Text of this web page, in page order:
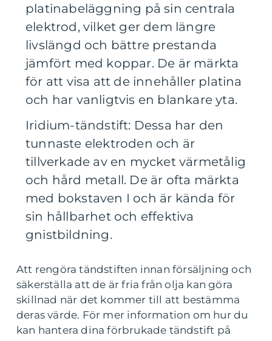
platinabeläggning på sin centrala
elektrod, vilket ger dem längre
livslängd och bättre prestanda
jämfört med koppar. De är märkta
för att visa att de innehåller platina
och har vanligtvis en blankare yta.
Iridium-tändstift: Dessa har den
tunnaste elektroden och är
tillverkade av en mycket värmetålig
och hård metall. De är ofta märkta
med bokstaven I och är kända för
sin hållbarhet och effektiva
gnistbildning.
Att rengöra tändstiften innan försäljning och
säkerställa att de är fria från olja kan göra
skillnad när det kommer till att bestämma
deras värde. För mer information om hur du
kan hantera dina förbrukade tändstift på